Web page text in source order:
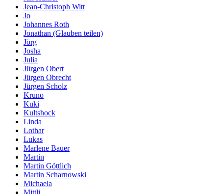
Jean-Christoph Witt
Jo
Johannes Roth
Jonathan (Glauben teilen)
Jörg
Josha
Julia
Jürgen Obert
Jürgen Obrecht
Jürgen Scholz
Kruno
Kuki
Kultshock
Linda
Lothar
Lukas
Marlene Bauer
Martin
Martin Göttlich
Martin Scharnowski
Michaela
Mittli